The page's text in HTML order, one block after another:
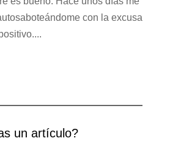
con la excusa
un artículo?